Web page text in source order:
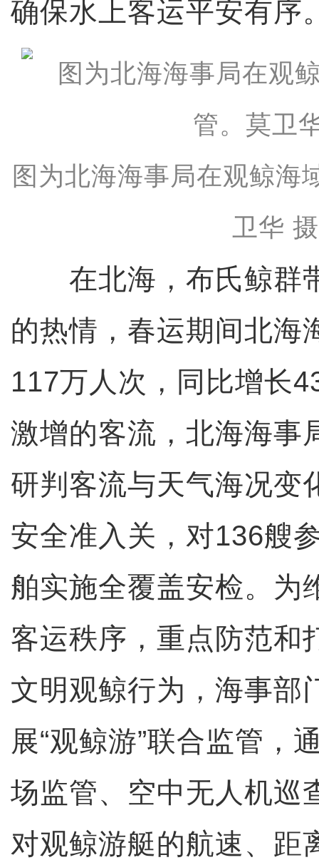
确保水上客运平安有序
图为北海海事局在观鲸海
卫华 摄
在北海，布氏鲸群
的热情，春运期间北海
117万人次，同比增长
激增的客流，北海海事
研判客流与天气海况变
安全准入关，对136艘
舶实施全覆盖安检。为
客运秩序，重点防范和
文明观鲸行为，海事部
展“观鲸游”联合监管，
场监管、空中无人机巡
对观鲸游艇的航速、距